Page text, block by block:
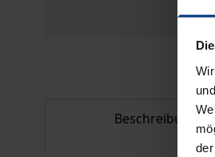
Beschreibung